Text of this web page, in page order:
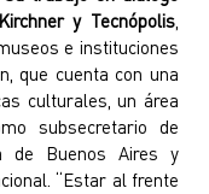
y Tecnópolis,
e instituciones
que cuenta con una
culturales, un área
subsecretario de
de Buenos Aires y
“Estar al frente